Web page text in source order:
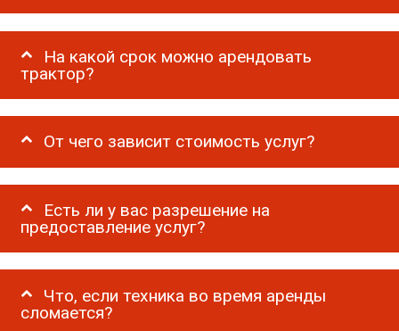
На какой срок можно арендовать
трактор?
От чего зависит стоимость услуг?
Есть ли у вас разрешение на
предоставление услуг?
Что, если техника во время аренды
сломается?